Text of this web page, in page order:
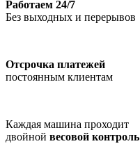
Работаем 24/7
Без выходных и перерывов
Отсрочка платежей
постоянным клиентам
Каждая машина проходит
двойной весовой контроль